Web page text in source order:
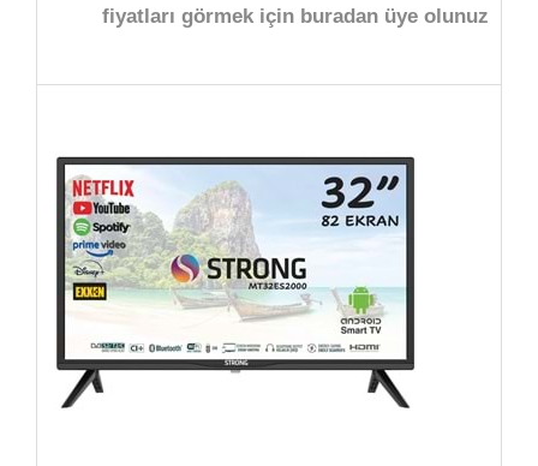
fiyatları görmek için buradan üye olunuz